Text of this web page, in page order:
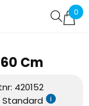
0
Favoriter (0)
Cm
420152
Standard i